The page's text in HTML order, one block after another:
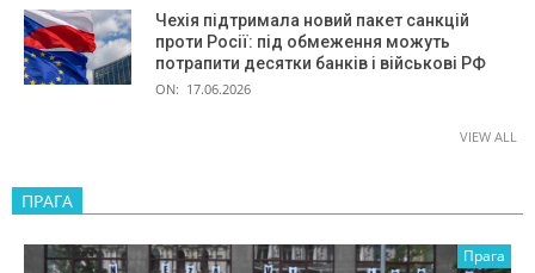
Чехія підтримала новий пакет санкцій
проти Росії: під обмеження можуть
потрапити десятки банків і військові РФ
ON: 17.06.2026
VIEW ALL
ПРАГА
Прага